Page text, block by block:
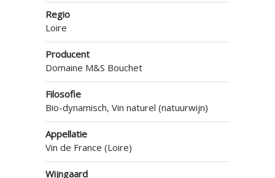
Regio
Loire
Producent
Domaine M&S Bouchet
Filosofie
Bio-dynamisch, Vin naturel (natuurwijn)
Appellatie
Vin de France (Loire)
Wijngaard